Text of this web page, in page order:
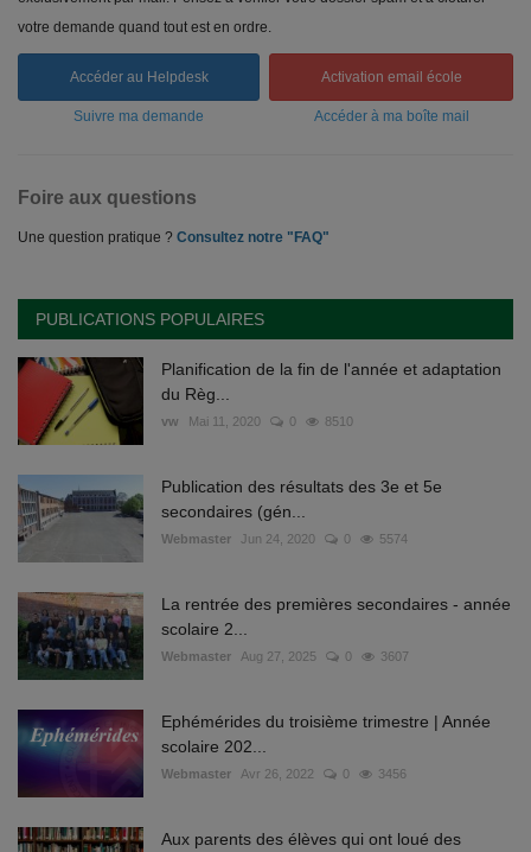
votre demande quand tout est en ordre.
Accéder au Helpdesk Activation email école
Suivre ma demande Accéder à ma boîte mail
Foire aux questions
Une question pratique ? Consultez notre "FAQ"
PUBLICATIONS POPULAIRES
Planification de la fin de l'année et adaptation
du Règ...
vw Mai 11, 2020 0 8510
Publication des résultats des 3e et 5e
secondaires (gén...
Webmaster Jun 24, 2020 0 5574
La rentrée des premières secondaires - année
scolaire 2...
Webmaster Aug 27, 2025 0 3607
Ephémérides du troisième trimestre | Année
scolaire 202...
Webmaster Avr 26, 2022 0 3456
Aux parents des élèves qui ont loué des